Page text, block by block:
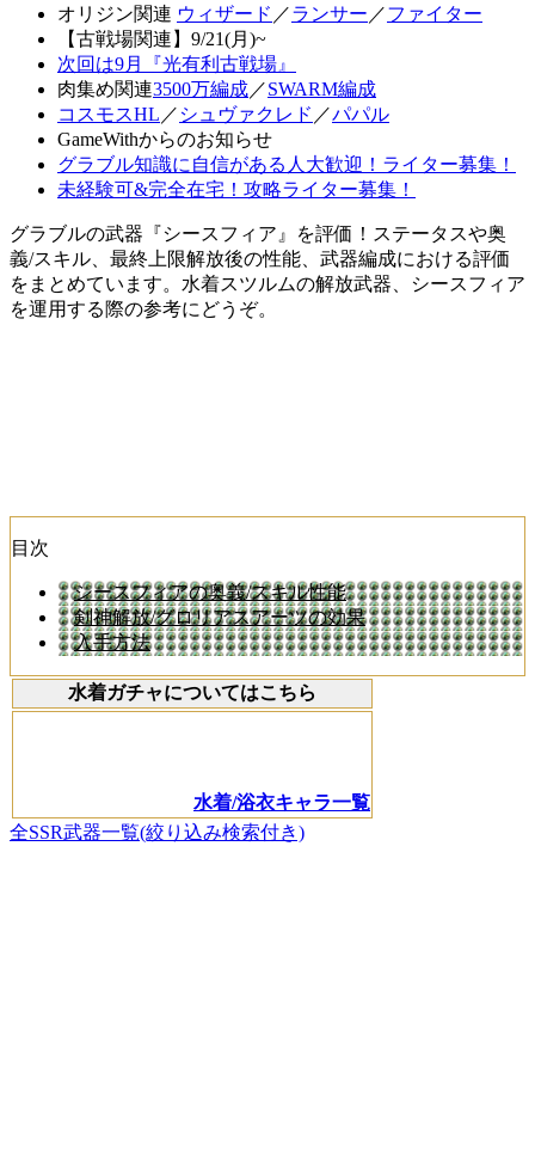
オリジン関連 ウィザード ／ランサー ／ファイター
【古戦場関連】9/21(月)~
次回は9月『光有利古戦場』
肉集め関連3500万編成／SWARM編成
コスモスHL ／ シュヴァクレド ／パパル
GameWithからのお知らせ
グラブル知識に自信がある人大歓迎！ライター募集！
未経験可&完全在宅！攻略ライター募集！
グラブルの武器『シースフィア』を評価！ステータスや奥
義/スキル、最終上限解放後の性能、武器編成における評価
をまとめています。水着スツルムの解放武器、シースフィア
を運用する際の参考にどうぞ。
目次
シースフィアの奥義/スキル性能
剣神解放/グロリアスアーツの効果
入手方法
水着ガチャについてはこちら
水着/浴衣キャラ一覧
全SSR武器一覧(絞り込み検索付き)